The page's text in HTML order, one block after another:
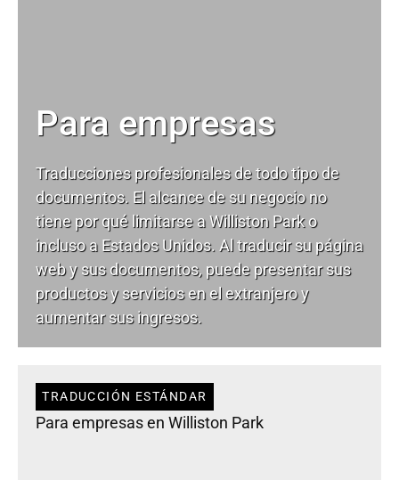
Para empresas
Traducciones profesionales de todo tipo de
documentos. El alcance de su negocio no
tiene por qué limitarse a Williston Park o
incluso a Estados Unidos. Al traducir su página
web y sus documentos, puede presentar sus
productos y servicios en el extranjero y
aumentar sus ingresos.
TRADUCCIÓN ESTÁNDAR
Para empresas en Williston Park